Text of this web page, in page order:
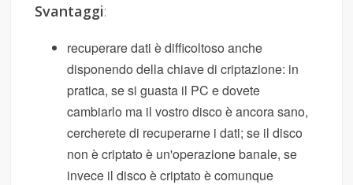
Svantaggi:
recuperare dati è difficoltoso anche
disponendo della chiave di criptazione: in
pratica, se si guasta il PC e dovete
cambiarlo ma il vostro disco è ancora sano,
cercherete di recuperarne i dati; se il disco
non è criptato è un'operazione banale, se
invece il disco è criptato è comunque